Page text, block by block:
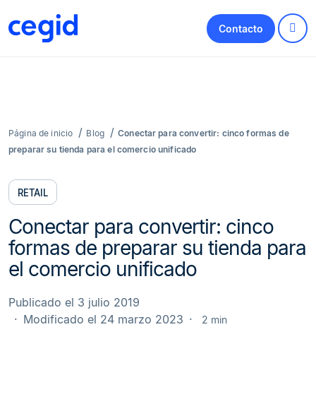
Contacto
Página de inicio Blog
Conectar para convertir: cinco formas de
preparar su tienda para el comercio unificado
RETAIL
Conectar para convertir: cinco
formas de preparar su tienda para
el comercio unificado
Publicado el 3 julio 2019
Modificado el 24 marzo 2023
2 min